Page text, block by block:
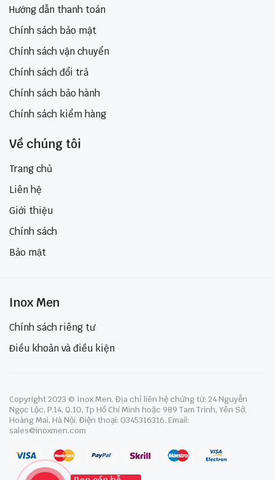
Hướng dẫn thanh toán
Chính sách bảo mật
Chính sách vận chuyển
Chính sách đổi trả
Chính sách bảo hành
Chính sách kiểm hàng
Về chúng tôi
Trang chủ
Liên hệ
Giới thiệu
Chính sách
Bảo mật
Inox Men
Chính sách riêng tư
Điều khoản và điều kiện
Copyright 2023 © Inox Men. Địa chỉ liên hệ chứng từ: 24 Nguyễn
Ngọc Lộc, P.14, Q.10, Tp Hồ Chí Minh hoặc 989 Tam Trinh, Yên Sở,
Hoàng Mai, Hà Nội. Điện thoại: 0345316316. Email:
sales@inoxmen.com